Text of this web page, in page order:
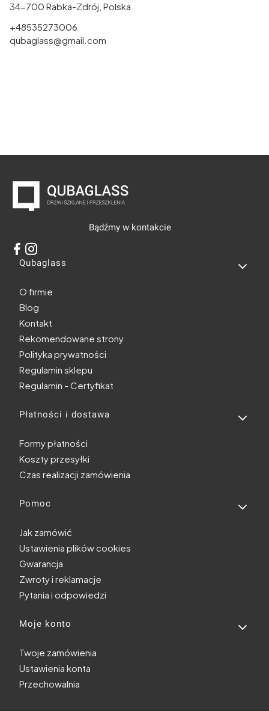
34-700 Rabka-Zdrój, Polska
+48535273006
qubaglass@gmail.com
Bądźmy w kontakcie
Linki w stopce
Qubaglass
O firmie
Blog
Kontakt
Rekomendowane strony
Polityka prywatności
Regulamin sklepu
Regulamin - Certyfikat
Płatności i dostawa
Formy płatności
Koszty przesyłki
Czas realizacji zamówienia
Pomoc
Jak zamówić
Ustawienia plików cookies
Gwarancja
Zwroty i reklamacje
Pytania i odpowiedzi
Moje konto
Twoje zamówienia
Ustawienia konta
Przechowalnia